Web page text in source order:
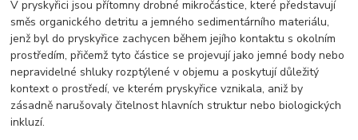
V pryskyřici jsou přítomny drobné mikročástice, které představují
směs organického detritu a jemného sedimentárního materiálu,
jenž byl do pryskyřice zachycen během jejího kontaktu s okolním
prostředím, přičemž tyto částice se projevují jako jemné body nebo
nepravidelné shluky rozptýlené v objemu a poskytují důležitý
kontext o prostředí, ve kterém pryskyřice vznikala, aniž by
zásadně narušovaly čitelnost hlavních struktur nebo biologických
inkluzí.